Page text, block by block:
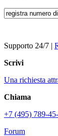
Supporto 24/7 |
Scrivi
Una richiesta
Chiama
+7 (495) 789-
Forum